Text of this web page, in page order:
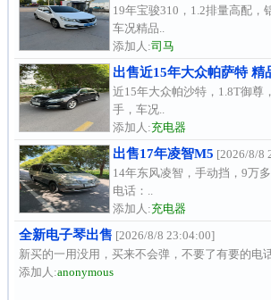
19年宝骏310，1.2排量高配
车况精品..
添加人:司马
出售近15年大众帕萨特 精
近15年大众帕沙特，1.8T御尊
手，车况..
添加人:充电器
出售17年凌智M5 [2026/8/8
14年东风凌智，手动挡，9万
电话：..
添加人:充电器
全新电子琴出售 [2026/8/8 23:04:00]
新买的一用没用，买来不会弹，不要了有要的电
添加人:anonymous